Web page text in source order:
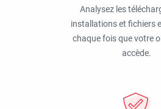
Analysez les
installations et fichiers
chaque fois que votre
accède.